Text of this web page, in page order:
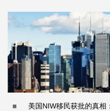
美国NIW移民获批的真相